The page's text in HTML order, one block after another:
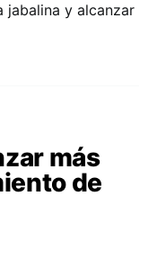
jabalina y alcanzar
más
de